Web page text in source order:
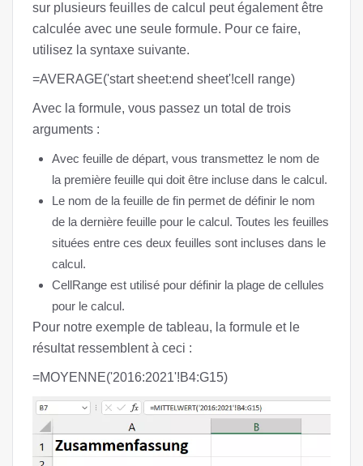
sur plusieurs feuilles de calcul peut également être
calculée avec une seule formule. Pour ce faire,
utilisez la syntaxe suivante.
=AVERAGE('start sheet:end sheet'!cell range)
Avec la formule, vous passez un total de trois
arguments :
Avec feuille de départ, vous transmettez le nom de
la première feuille qui doit être incluse dans le calcul.
Le nom de la feuille de fin permet de définir le nom
de la dernière feuille pour le calcul. Toutes les feuilles
situées entre ces deux feuilles sont incluses dans le
calcul.
CellRange est utilisé pour définir la plage de cellules
pour le calcul.
Pour notre exemple de tableau, la formule et le
résultat ressemblent à ceci :
=MOYENNE('2016:2021'!B4:G15)